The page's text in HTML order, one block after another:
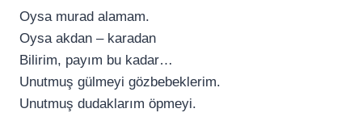
Oysa murad alamam.
Oysa akdan – karadan
Bilirim, payım bu kadar…
Unutmuş gülmeyi gözbebeklerim.
Unutmuş dudaklarım öpmeyi.